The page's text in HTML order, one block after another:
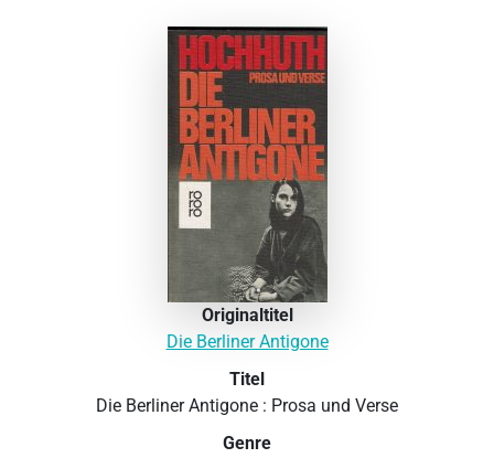
Originaltitel
Die Berliner Antigone
Titel
Die Berliner Antigone : Prosa und Verse
Genre